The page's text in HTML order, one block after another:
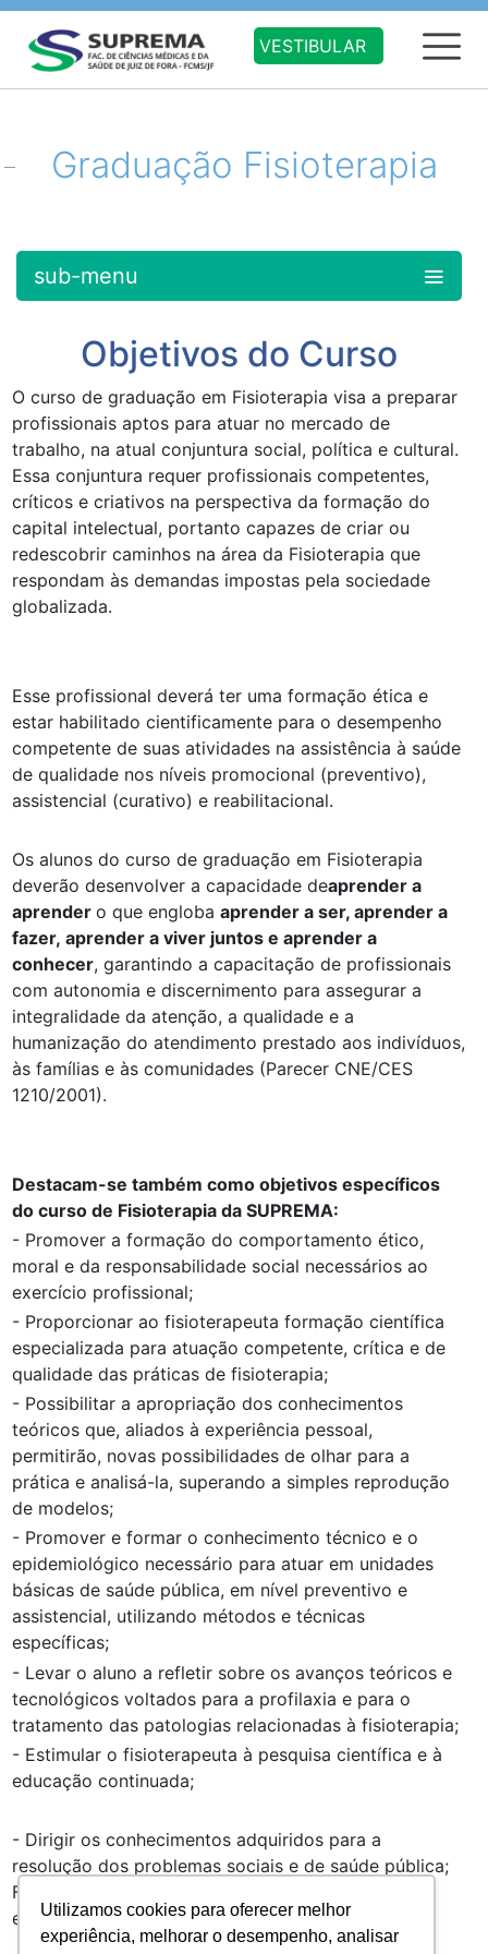
Utilizamos cookies para oferecer melhor
experiência, melhorar o desempenho, analisar
VESTIBULAR
Graduação Fisioterapia
sub-menu
Objetivos do Curso
O curso de graduação em Fisioterapia visa a preparar
profissionais aptos para atuar no mercado de
trabalho, na atual conjuntura social, política e cultural.
Essa conjuntura requer profissionais competentes,
críticos e criativos na perspectiva da formação do
capital intelectual, portanto capazes de criar ou
redescobrir caminhos na área da Fisioterapia que
respondam às demandas impostas pela sociedade
globalizada.
Esse profissional deverá ter uma formação ética e
estar habilitado cientificamente para o desempenho
competente de suas atividades na assistência à saúde
de qualidade nos níveis promocional (preventivo),
assistencial (curativo) e reabilitacional.
Os alunos do curso de graduação em Fisioterapia
deverão desenvolver a capacidade deaprender a
aprendero que englobaaprender a ser, aprender a
fazer, aprender a viver juntos e aprender a
conhecer, garantindo a capacitação de profissionais
com autonomia e discernimento para assegurar a
integralidade da atenção, a qualidade e a
humanização do atendimento prestado aos indivíduos,
às famílias e às comunidades (Parecer CNE/CES
1210/2001).
Destacam-se também como objetivos específicos
do curso de Fisioterapia da SUPREMA:
- Promover a formação do comportamento ético,
moral e da responsabilidade social necessários ao
exercício profissional;
- Proporcionar ao fisioterapeuta formação científica
especializada para atuação competente, crítica e de
qualidade das práticas de fisioterapia;
- Possibilitar a apropriação dos conhecimentos
teóricos que, aliados à experiência pessoal,
permitirão, novas possibilidades de olhar para a
prática e analisá-la, superando a simples reprodução
de modelos;
- Promover e formar o conhecimento técnico e o
epidemiológico necessário para atuar em unidades
básicas de saúde pública, em nível preventivo e
assistencial, utilizando métodos e técnicas
específicas;
- Levar o aluno a refletir sobre os avanços teóricos e
tecnológicos voltados para a profilaxia e para o
tratamento das patologias relacionadas à fisioterapia;
- Estimular o fisioterapeuta à pesquisa científica e à
educação continuada;
- Dirigir os conhecimentos adquiridos para a
resolução dos problemas sociais e de saúde pública;
Fomentar a prática do trabalho em parceria, em
equipe;